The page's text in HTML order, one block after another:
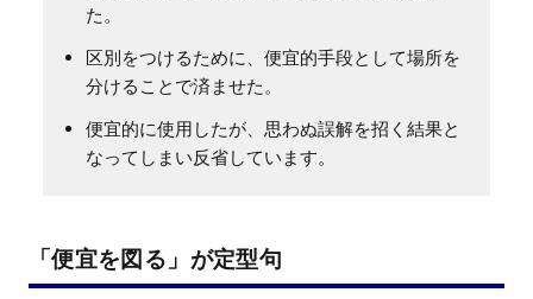
た。
区別をつけるために、便宜的手段として場所を
分けることで済ませた。
便宜的に使用したが、思わぬ誤解を招く結果と
なってしまい反省しています。
「便宜を図る」が定型句